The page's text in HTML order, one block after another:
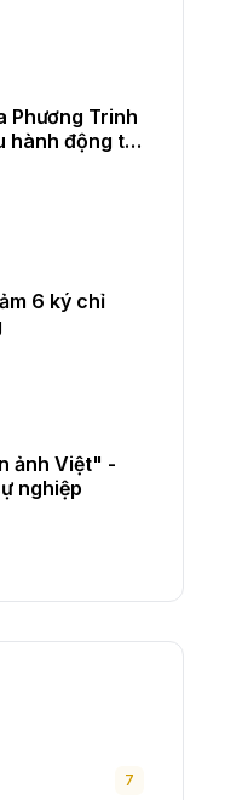
Phương Trinh
hành động từ
6 ký chỉ
ảnh Việt" -
nghiệp
7